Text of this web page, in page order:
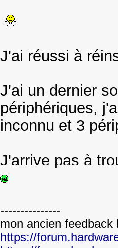
J'ai réussi à
J'ai un dernier
périphériques,
inconnu et 3
J'arrive pas à
---------------
mon ancien feedback
https://